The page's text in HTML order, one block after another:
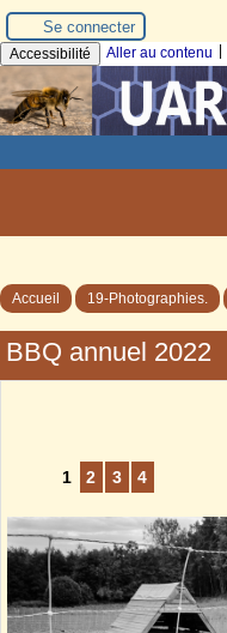
Se connecter
Accessibilité Aller au contenu
Accueil 19-Photographies.
BBQ annuel 2022
1 2 3 4